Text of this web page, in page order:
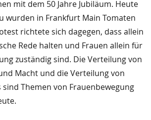
mit dem 50 Jahre Jubiläum. Heute
wurden in Frankfurt Main Tomaten
richtete sich dagegen, dass allein
Rede halten und Frauen allein für
zuständig sind. Die Verteilung von
Macht und die Verteilung von
sind Themen von Frauenbewegung